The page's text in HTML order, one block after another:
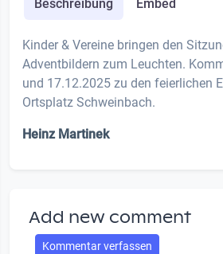
Beschreibung Embed
Kinder & Vereine bringen den
Adventbildern zum Leuchten.
und 17.12.2025 zu den feierlichen
Ortsplatz Schweinbach.
Heinz Martinek
Add new comment
Kommentar verfassen